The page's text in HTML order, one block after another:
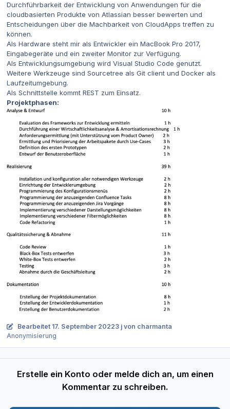
Durchführbarkeit der Entwicklung von Anwendungen für die
cloudbasierten Produkte von Atlassian besser bewerten und
Entscheidungen über die Machbarkeit von CloudApps treffen zu
können.
Als Hardware steht mir als Entwickler ein MacBook Pro 2017,
Eingabegeräte und ein zweiter Monitor zur Verfügung.
Als Entwicklungsumgebung wird Visual Studio Code genutzt.
Weitere Werkzeuge sind Sourcetree als Git client und Docker als
Laufzeitumgebung.
Als Schnittstelle kommt REST zum Einsatz.
Projektphasen:
Bearbeitet 17. September 20223 j von charmanta
Anonymisierung
Erstelle ein Konto oder melde dich an, um einen
Kommentar zu schreiben.